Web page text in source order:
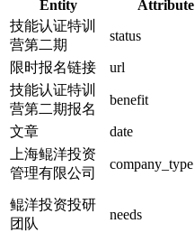
Entity Attribute
技能认证特训
营第二期
status
限时报名链接 url
技能认证特训
营第二期报名
benefit
文章 date
上海鲲洋投资
管理有限公司
company_type
鲲洋投资投研
团队
needs